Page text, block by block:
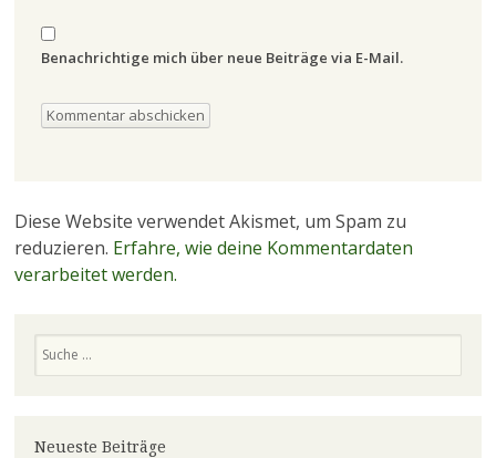
Benachrichtige mich über neue Beiträge via E-Mail.
Diese Website verwendet Akismet, um Spam zu
reduzieren. Erfahre, wie deine Kommentardaten
verarbeitet werden.
Neueste Beiträge